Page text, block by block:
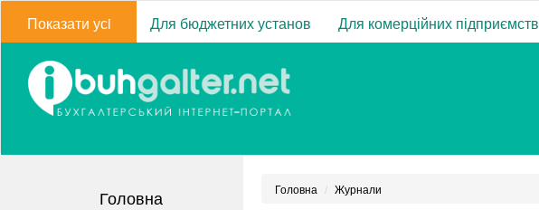
Показати усi Для бюджетних установ Для комерційних підприємств
Головна Головна Журнали